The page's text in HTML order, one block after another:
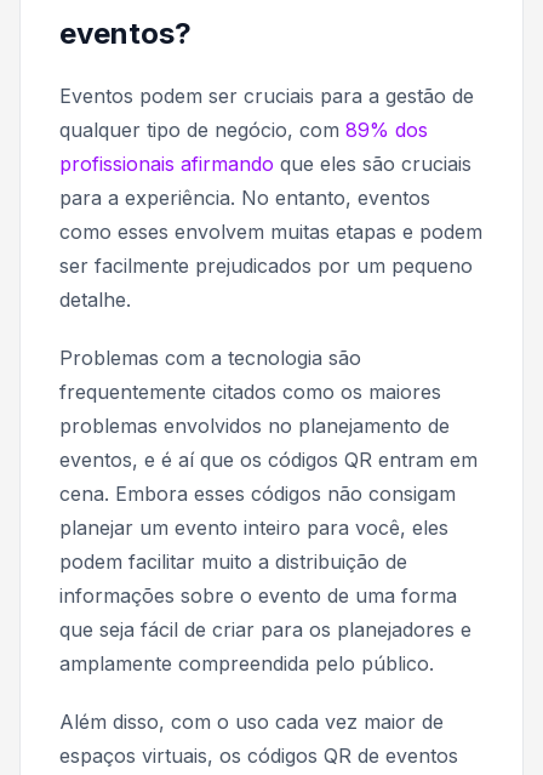
eventos?
Eventos podem ser cruciais para a gestão de
qualquer tipo de negócio, com 89% dos
profissionais afirmando que eles são cruciais
para a experiência. No entanto, eventos
como esses envolvem muitas etapas e podem
ser facilmente prejudicados por um pequeno
detalhe.
Problemas com a tecnologia são
frequentemente citados como os maiores
problemas envolvidos no planejamento de
eventos, e é aí que os códigos QR entram em
cena. Embora esses códigos não consigam
planejar um evento inteiro para você, eles
podem facilitar muito a distribuição de
informações sobre o evento de uma forma
que seja fácil de criar para os planejadores e
amplamente compreendida pelo público.
Além disso, com o uso cada vez maior de
espaços virtuais, os códigos QR de eventos